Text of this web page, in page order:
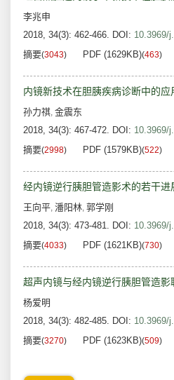
李兆申
2018, 34(3): 462-466. DOI: 10.3969/
摘要(3043) PDF (1629KB)(463)
内镜新技术在胆胰疾病诊断中的应
孙力祺, 金震东
2018, 34(3): 467-472. DOI: 10.3969/
摘要(2998) PDF (1579KB)(522)
经内镜逆行胰胆管造影术的若干进
王向平, 潘阳林, 郭学刚
2018, 34(3): 473-481. DOI: 10.3969/
摘要(4033) PDF (1621KB)(730)
超声内镜与经内镜逆行胰胆管造影
杨爱明
2018, 34(3): 482-485. DOI: 10.3969/
摘要(3270) PDF (1623KB)(509)